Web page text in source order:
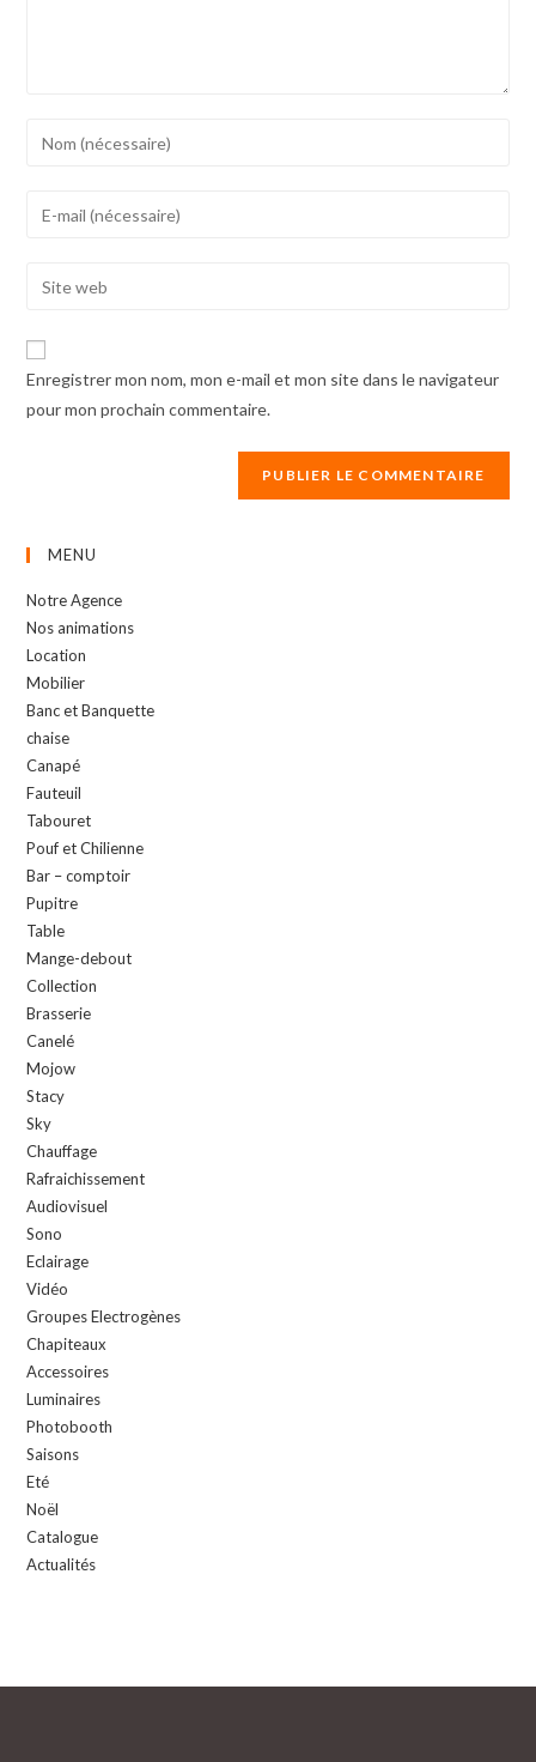
to
address
comment
website
URL
Enregistrer mon nom, mon e-mail et mon site dans le navigateur
pour mon prochain commentaire.
MENU
Notre Agence
Nos animations
Location
Mobilier
Banc et Banquette
chaise
Canapé
Fauteuil
Tabouret
Pouf et Chilienne
Bar – comptoir
Pupitre
Table
Mange-debout
Collection
Brasserie
Canelé
Mojow
Stacy
Sky
Chauffage
Rafraichissement
Audiovisuel
Sono
Eclairage
Vidéo
Groupes Electrogènes
Chapiteaux
Accessoires
Luminaires
Photobooth
Saisons
Eté
Noël
Catalogue
Actualités